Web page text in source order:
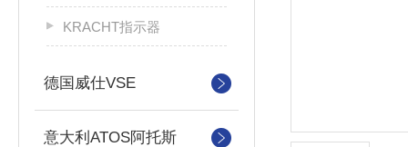
KRACHT指示器
德国威仕VSE
意大利ATOS阿托斯